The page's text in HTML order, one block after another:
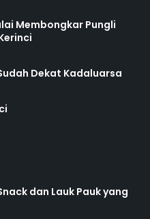
Membongkar Pungli
Dekat Kadaluarsa
dan Lauk Pauk yang